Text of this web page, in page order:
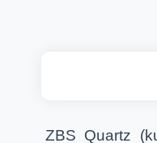
ZBS Quartz